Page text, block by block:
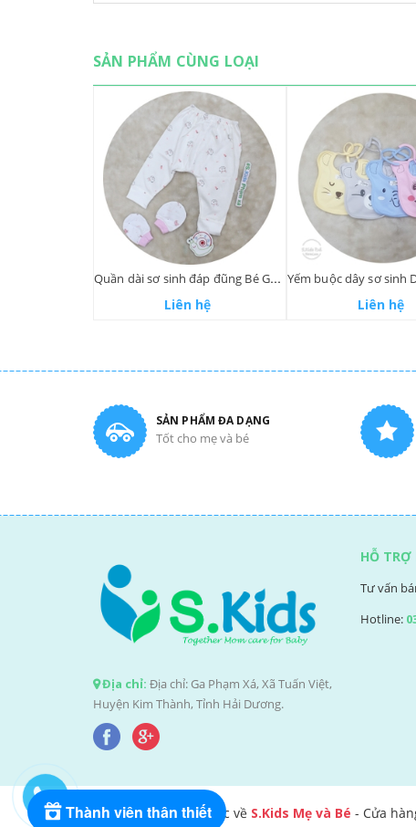
SẢN PHẨM CÙNG LOẠI
Quần dài sơ sinh đáp đũng Bé Gái - Dokma
Liên hệ Liên hệ
SẢN PHẨM ĐA DẠNG
Tốt cho mẹ và bé
Địa chỉ: Địa chỉ: Ga Phạm Xá, Xã Tuấn Việt,
Huyện Kim Thành, Tỉnh Hải Dương.
HỖ TRỢ
Tư vấn
Hotline:
@Bản quyền thuộc về S.Kids Mẹ và Bé - Cửa
Thành viên thân thiết